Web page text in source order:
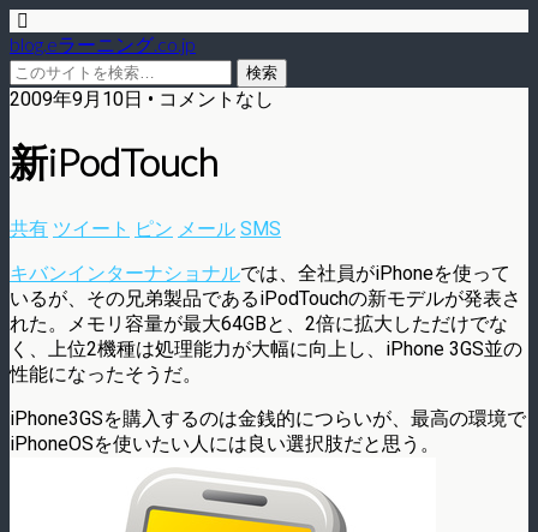
blog.eラーニング.co.jp
2009年9月10日 • コメントなし
新iPodTouch
共有 ツイート ピン メール SMS
キバンインターナショナルでは、全社員がiPhoneを使って
いるが、その兄弟製品であるiPodTouchの新モデルが発表さ
れた。メモリ容量が最大64GBと、2倍に拡大しただけでな
く、上位2機種は処理能力が大幅に向上し、iPhone 3GS並の
性能になったそうだ。
iPhone3GSを購入するのは金銭的につらいが、最高の環境で
iPhoneOSを使いたい人には良い選択肢だと思う。